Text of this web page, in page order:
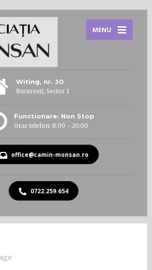
MENU
Witing, nr. 30
Bucuresti, Sector 1
Functionare: Non Stop
Orar telefon: 8:00 - 20:00
office@camin-monsan.ro
0722.259.654